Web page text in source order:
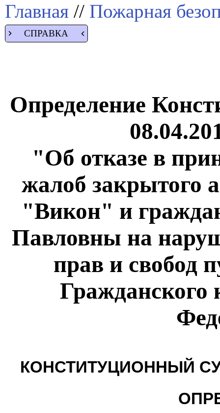
Главная // Пожарная
СПРАВКА
Определение
"Об отказе в
жалоб закрытого
"Викон" и
Павловны на
прав и свобод
Гражданского
КОНСТИТУЦИОННЫЙ